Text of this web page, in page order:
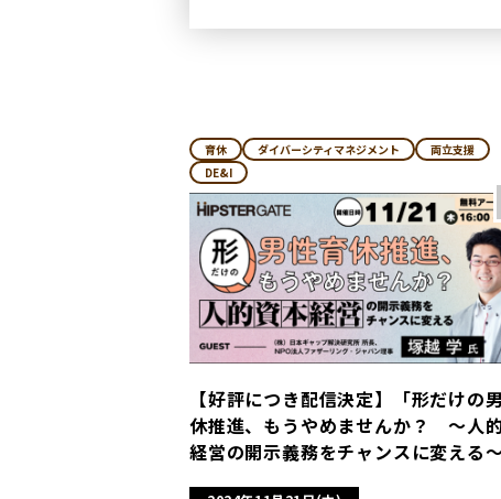
育休 ダイバーシティマネジメント
両立支援
DE&I
【好評につき配信決定】「形だけの
休推進、もうやめませんか？ 〜人
経営の開示義務をチャンスに変える〜